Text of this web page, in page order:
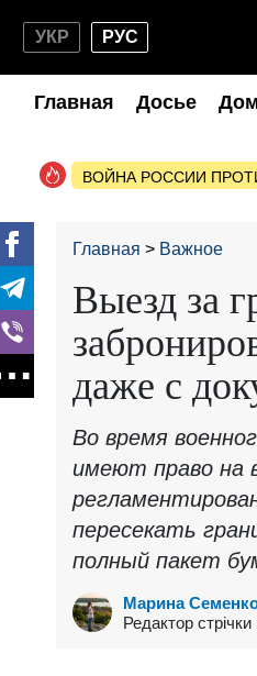
УКР РУС
Главная Досье
ВОЙНА РОССИИ
Главная Важное
Выезд за
даже с
Во время
имеют право на
пересекать
полный пакет
Марина
Редактор